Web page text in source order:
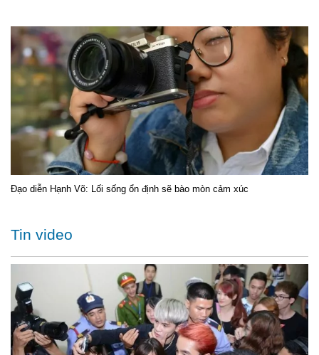
Đạo diễn Hạnh Võ: Lối sống ổn định sẽ bào mòn cảm xúc
Tin video